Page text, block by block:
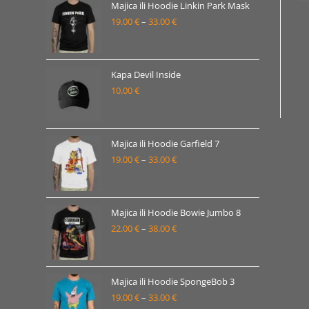
od
19.00 €
Majica ili Hoodie Linkin Park Mask
19.00€– 33.00€Raspon
od
19.00 €
Kapa Devil Inside
10.00€
Majica ili Hoodie Garfield 7
19.00€– 33.00€Raspon
od
19.00 €
do
Majica ili Hoodie Bowie Jumbo 8
22.00€– 38.00€Raspon
od
22.00 €
do
Majica ili Hoodie SpongeBob 3
19.00€– 33.00€Raspon